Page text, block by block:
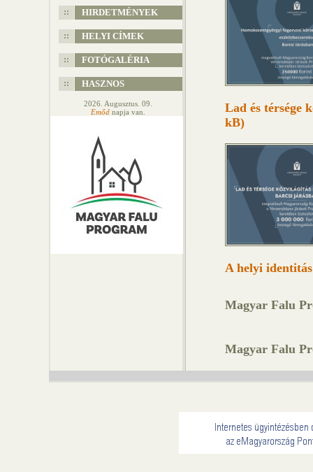
HIRDETMÉNYEK
HELYI CÍMEK
FOTÓGALÉRIA
HASZNOS
2026. Augusztus. 09.
Emőd napja van.
Lad és térsége
kB)
A helyi
Magyar Falu
Magyar Falu